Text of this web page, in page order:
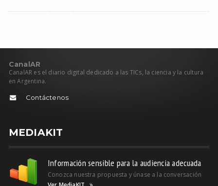
CanalAR
CanalAR es el diario digital dedicado a las TICs, la ciencia y la cultura
en Argentina.
Contáctenos
MEDIAKIT
Información sensible para la audiencia adecuada
Conozca nuestra propuesta y únase a la conversación